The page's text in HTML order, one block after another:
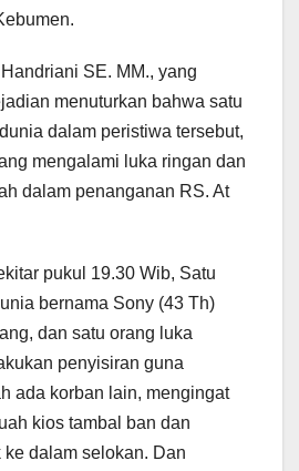
SE. MM., yang
menuturkan bahwa satu
dalam peristiwa tersebut,
mengalami luka ringan dan
dalam penanganan RS. At
pukul 19.30 Wib, Satu
bernama Sony (43 Th)
dan satu orang luka
penyisiran guna
ada korban lain, mengingat
kios tambal ban dan
dalam selokan. Dan